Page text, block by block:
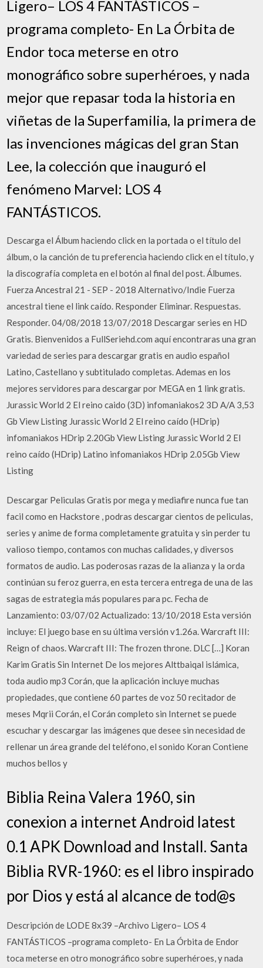
Ligero– LOS 4 FANTÁSTICOS –
programa completo- En La Órbita de
Endor toca meterse en otro
monográfico sobre superhéroes, y nada
mejor que repasar toda la historia en
viñetas de la Superfamilia, la primera de
las invenciones mágicas del gran Stan
Lee, la colección que inauguró el
fenómeno Marvel: LOS 4
FANTÁSTICOS.
Descarga el Álbum haciendo click en la portada o el título del
álbum, o la canción de tu preferencia haciendo click en el título, y
la discografía completa en el botón al final del post. Álbumes.
Fuerza Ancestral 21 - SEP - 2018 Alternativo/Indie Fuerza
ancestral tiene el link caído. Responder Eliminar. Respuestas.
Responder. 04/08/2018 13/07/2018 Descargar series en HD
Gratis. Bienvenidos a FullSeriehd.com aquí encontraras una gran
variedad de series para descargar gratis en audio español
Latino, Castellano y subtitulado completas. Ademas en los
mejores servidores para descargar por MEGA en 1 link gratis.
Jurassic World 2 El reino caido (3D) infomaniakos2 3D A/A 3,53
Gb View Listing Jurassic World 2 El reino caído (HDrip)
infomaniakos HDrip 2.20Gb View Listing Jurassic World 2 El
reino caído (HDrip) Latino infomaniakos HDrip 2.05Gb View
Listing
Descargar Peliculas Gratis por mega y mediafire nunca fue tan
facil como en Hackstore , podras descargar cientos de peliculas,
series y anime de forma completamente gratuita y sin perder tu
valioso tiempo, contamos con muchas calidades, y diversos
formatos de audio. Las poderosas razas de la alianza y la orda
continúan su feroz guerra, en esta tercera entrega de una de las
sagas de estrategia más populares para pc. Fecha de
Lanzamiento: 03/07/02 Actualizado: 13/10/2018 Esta versión
incluye: El juego base en su última versión v1.26a. Warcraft III:
Reign of chaos. Warcraft III: The frozen throne. DLC […] Koran
Karim Gratis Sin Internet De los mejores Alttbaiqal islámica,
toda audio mp3 Corán, que la aplicación incluye muchas
propiedades, que contiene 60 partes de voz 50 recitador de
meses Mqrii Corán, el Corán completo sin Internet se puede
escuchar y descargar las imágenes que desee sin necesidad de
rellenar un área grande del teléfono, el sonido Koran Contiene
muchos bellos y
Biblia Reina Valera 1960, sin
conexion a internet Android latest
0.1 APK Download and Install. Santa
Biblia RVR-1960: es el libro inspirado
por Dios y está al alcance de tod@s
Descripción de LODE 8x39 –Archivo Ligero– LOS 4
FANTÁSTICOS –programa completo- En La Órbita de Endor
toca meterse en otro monográfico sobre superhéroes, y nada